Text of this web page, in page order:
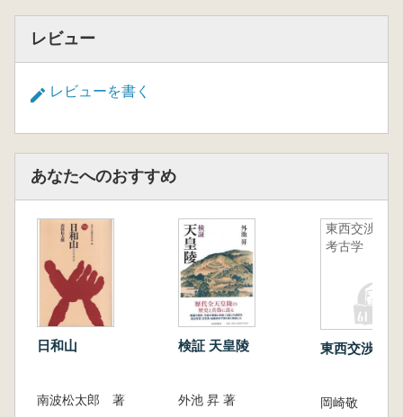
レビュー
レビューを書く
あなたへのおすすめ
日和山
南波松太郎 著
検証 天皇陵
外池 昇 著
東西交渉の
考古学
東西交渉の
岡崎敬